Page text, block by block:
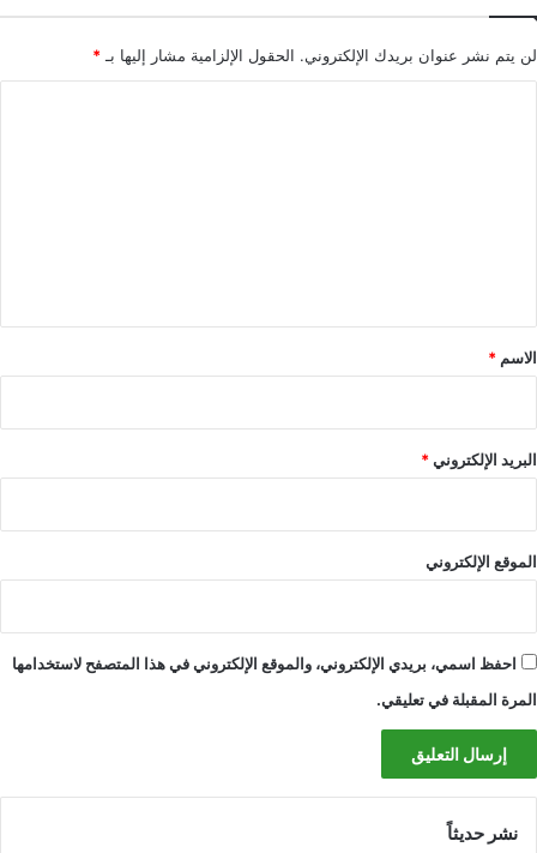
لن يتم نشر عنوان بريدك الإلكتروني. الحقول الإلزامية مشار إليها بـ *
*
الاسم *
البريد الإلكتروني*
الموقع الإلكتروني
احفظ اسمي، بريدي الإلكتروني، والموقع الإلكتروني في هذا المتصفح لاستخدامها
المرة المقبلة في تعليقي.
نشر حديثاً